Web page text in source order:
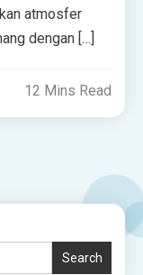
atmosfer
dengan […]
12 Mins Read
Search